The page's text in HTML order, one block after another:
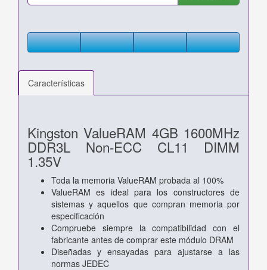
Características
Kingston ValueRAM 4GB 1600MHz
DDR3L Non-ECC CL11 DIMM
1.35V
Toda la memoria ValueRAM probada al 100%
ValueRAM es ideal para los constructores de
sistemas y aquellos que compran memoria por
especificación
Compruebe siempre la compatibilidad con el
fabricante antes de comprar este módulo DRAM
Diseñadas y ensayadas para ajustarse a las
normas JEDEC